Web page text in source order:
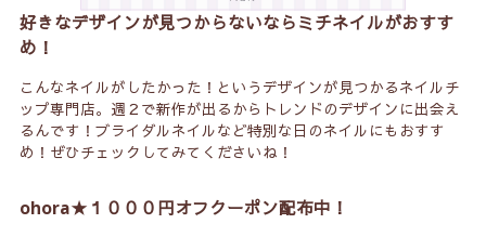
好きなデザインが見つからないならミチネイルがおすす
め！
こんなネイルがしたかった！というデザインが見つかるネイルチ
ップ専門店。週２で新作が出るからトレンドのデザインに出会え
るんです！ブライダルネイルなど特別な日のネイルにもおすす
め！ぜひチェックしてみてくださいね！
ohora★１０００円オフクーポン配布中！